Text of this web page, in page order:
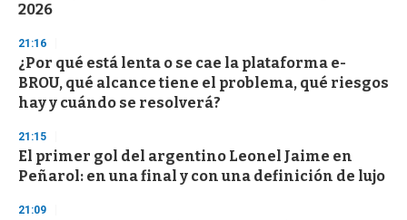
2026
21:16
¿Por qué está lenta o se cae la plataforma e-
BROU, qué alcance tiene el problema, qué riesgos
hay y cuándo se resolverá?
21:15
El primer gol del argentino Leonel Jaime en
Peñarol: en una final y con una definición de lujo
21:09